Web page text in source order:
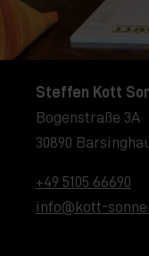
Steffen Kott
Bogenstraße 3A
30890
+49 5105 66690
info@kott-